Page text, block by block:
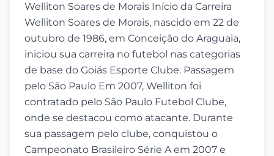
Welliton Soares de Morais Início da Carreira
Welliton Soares de Morais, nascido em 22 de
outubro de 1986, em Conceição do Araguaia,
iniciou sua carreira no futebol nas categorias
de base do Goiás Esporte Clube. Passagem
pelo São Paulo Em 2007, Welliton foi
contratado pelo São Paulo Futebol Clube,
onde se destacou como atacante. Durante
sua passagem pelo clube, conquistou o
Campeonato Brasileiro Série A em 2007 e